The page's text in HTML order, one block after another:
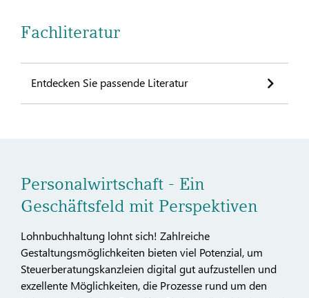
Fachliteratur
Entdecken Sie passende Literatur
Personalwirtschaft - Ein
Geschäftsfeld mit Perspektiven
Lohnbuchhaltung lohnt sich! Zahlreiche
Gestaltungsmöglichkeiten bieten viel Potenzial, um
Steuerberatungskanzleien digital gut aufzustellen und
exzellente Möglichkeiten, die Prozesse rund um den